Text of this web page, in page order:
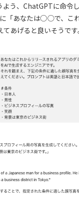
う、ChatGPTに命令し
「あなたは◯◯で、こ
あげると良いそうです